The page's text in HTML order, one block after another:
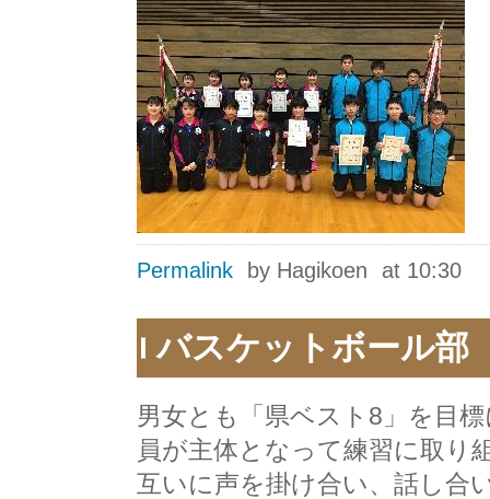
Permalink by Hagikoen at 10:30
バスケットボール部
男女とも「県ベスト8」を目
員が主体となって練習に取り
互いに声を掛け合い、話し合